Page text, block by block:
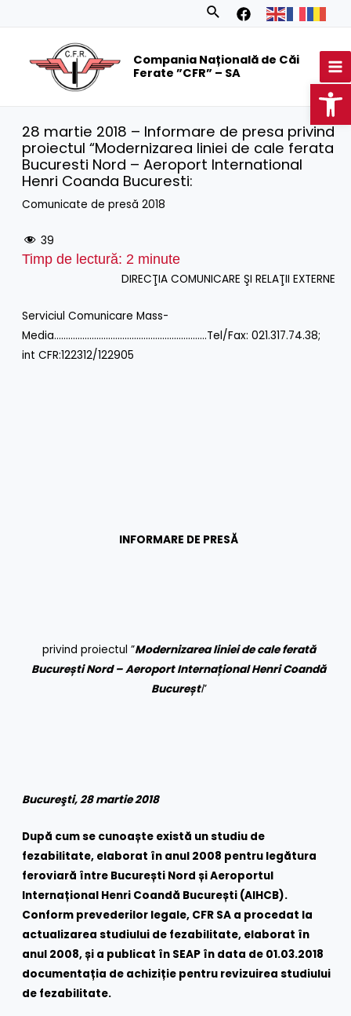
Search
Compania Națională de Căi
Ferate ”CFR” – SA
28 martie 2018 – Informare de presa privind
proiectul “Modernizarea liniei de cale ferata
Bucuresti Nord – Aeroport International
Henri Coanda Bucuresti:
Comunicate de presă 2018
39
Timp de lectură: 2 minute
DIRECŢIA COMUNICARE ŞI RELAŢII EXTERNE
Serviciul Comunicare Mass-
Media………………………………………………………..Tel/Fax: 021.317.74.38;
int CFR:122312/122905
INFORMARE DE PRESĂ
privind proiectul ”Modernizarea liniei de cale ferată
București Nord – Aeroport Internațional Henri Coandă
București”
Bucureşti, 28 martie 2018
După cum se cunoaște există un studiu de
fezabilitate, elaborat în anul 2008 pentru legătura
feroviară între București Nord și Aeroportul
Internațional Henri Coandă București (AIHCB).
Conform prevederilor legale, CFR SA a procedat la
actualizarea studiului de fezabilitate, elaborat în
anul 2008, și a publicat în SEAP în data de 01.03.2018
documentația de achiziție pentru revizuirea studiului
de fezabilitate.